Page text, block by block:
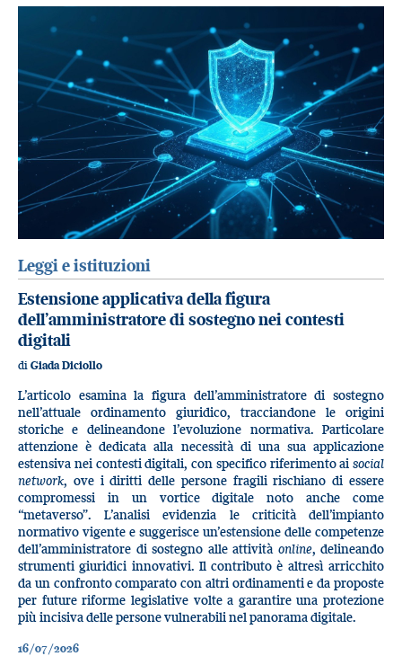
Leggi e istituzioni
Estensione applicativa della figura
dell’amministratore di sostegno nei contesti
digitali
di Giada Diciollo
L’articolo esamina la figura dell’amministratore di sostegno
nell’attuale ordinamento giuridico, tracciandone le origini
storiche e delineandone l’evoluzione normativa. Particolare
attenzione è dedicata alla necessità di una sua applicazione
estensiva nei contesti digitali, con specifico riferimento ai social
network, ove i diritti delle persone fragili rischiano di essere
compromessi in un vortice digitale noto anche come
“metaverso”. L’analisi evidenzia le criticità dell’impianto
normativo vigente e suggerisce un’estensione delle competenze
dell’amministratore di sostegno alle attività online, delineando
strumenti giuridici innovativi. Il contributo è altresì arricchito
da un confronto comparato con altri ordinamenti e da proposte
per future riforme legislative volte a garantire una protezione
più incisiva delle persone vulnerabili nel panorama digitale.
16/07/2026